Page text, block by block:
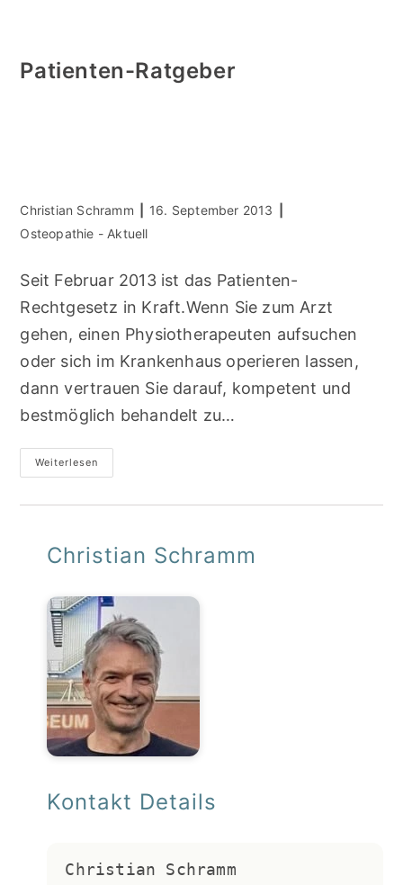
Patienten-Ratgeber
Beitrags-
Autor:
Christian Schramm
Beitrag
16. September 2013
Beitrags-
Osteopathie - Aktuell
Seit Februar 2013 ist das Patienten-
Rechtgesetz in Kraft.Wenn Sie zum Arzt
gehen, einen Physiotherapeuten aufsuchen
oder sich im Krankenhaus operieren lassen,
dann vertrauen Sie darauf, kompetent und
bestmöglich behandelt zu…
Weiterlesen
Ratgeber
Christian Schramm
Kontakt Details
Christian Schramm